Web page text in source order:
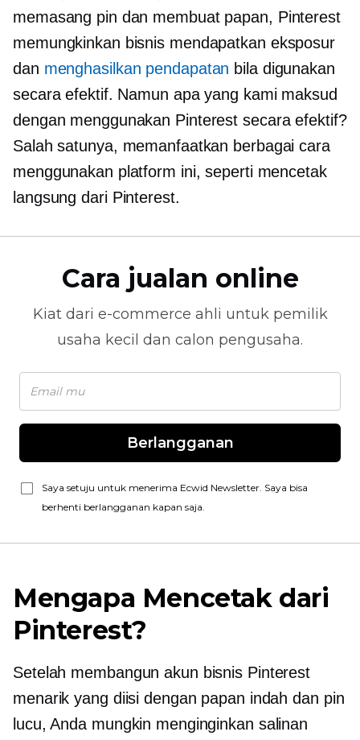
memasang pin dan membuat papan, Pinterest
memungkinkan bisnis mendapatkan eksposur
dan menghasilkan pendapatan bila digunakan
secara efektif. Namun apa yang kami maksud
dengan menggunakan Pinterest secara efektif?
Salah satunya, memanfaatkan berbagai cara
menggunakan platform ini, seperti mencetak
langsung dari Pinterest.
Cara jualan online
Kiat dari e-commerce ahli untuk pemilik
usaha kecil dan calon pengusaha.
Berlangganan
Saya setuju untuk menerima Ecwid Newsletter. Saya bisa
berhenti berlangganan kapan saja.
Mengapa Mencetak dari
Pinterest?
Setelah membangun akun bisnis Pinterest
menarik yang diisi dengan papan indah dan pin
lucu, Anda mungkin menginginkan salinan